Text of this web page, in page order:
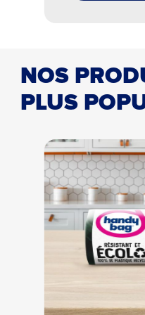
Autre
NOS
PLUS